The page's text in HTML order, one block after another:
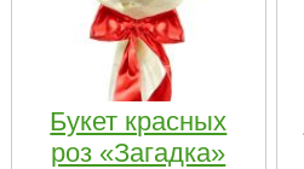
Букет красных
роз «Загадка»